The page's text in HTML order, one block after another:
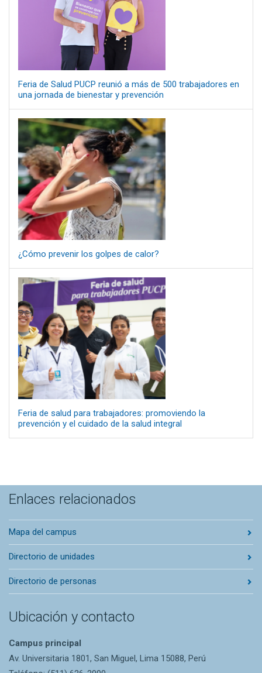
Feria de Salud PUCP reunió a más de 500 trabajadores en
una jornada de bienestar y prevención
¿Cómo prevenir los golpes de calor?
Feria de salud para trabajadores: promoviendo la
prevención y el cuidado de la salud integral
Enlaces relacionados
Mapa del campus
Directorio de unidades
Directorio de personas
Ubicación y contacto
Campus principal
Av. Universitaria 1801, San Miguel, Lima 15088, Perú